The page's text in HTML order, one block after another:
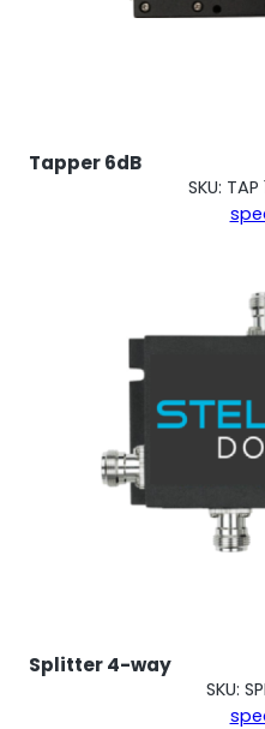
Tapper 6dB
SKU:
Splitter 4-way
SKU: